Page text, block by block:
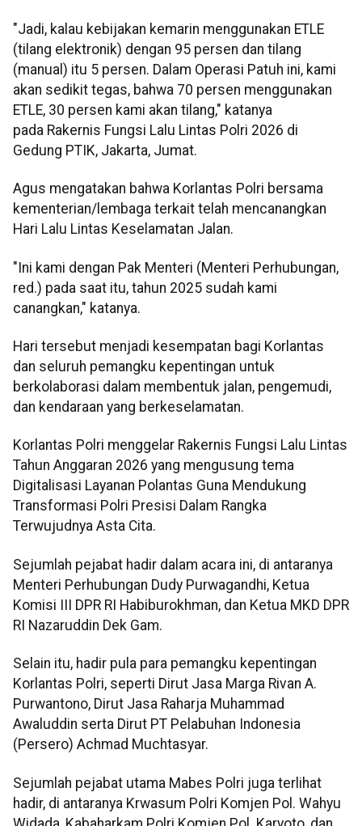
"Jadi, kalau kebijakan kemarin menggunakan ETLE
(tilang elektronik) dengan 95 persen dan tilang
(manual) itu 5 persen. Dalam Operasi Patuh ini, kami
akan sedikit tegas, bahwa 70 persen menggunakan
ETLE, 30 persen kami akan tilang," katanya
pada Rakernis Fungsi Lalu Lintas Polri 2026 di
Gedung PTIK, Jakarta, Jumat.
Agus mengatakan bahwa Korlantas Polri bersama
kementerian/lembaga terkait telah mencanangkan
Hari Lalu Lintas Keselamatan Jalan.
"Ini kami dengan Pak Menteri (Menteri Perhubungan,
red.) pada saat itu, tahun 2025 sudah kami
canangkan," katanya.
Hari tersebut menjadi kesempatan bagi Korlantas
dan seluruh pemangku kepentingan untuk
berkolaborasi dalam membentuk jalan, pengemudi,
dan kendaraan yang berkeselamatan.
Korlantas Polri menggelar Rakernis Fungsi Lalu Lintas
Tahun Anggaran 2026 yang mengusung tema
Digitalisasi Layanan Polantas Guna Mendukung
Transformasi Polri Presisi Dalam Rangka
Terwujudnya Asta Cita.
Sejumlah pejabat hadir dalam acara ini, di antaranya
Menteri Perhubungan Dudy Purwagandhi, Ketua
Komisi III DPR RI Habiburokhman, dan Ketua MKD DPR
RI Nazaruddin Dek Gam.
Selain itu, hadir pula para pemangku kepentingan
Korlantas Polri, seperti Dirut Jasa Marga Rivan A.
Purwantono, Dirut Jasa Raharja Muhammad
Awaluddin serta Dirut PT Pelabuhan Indonesia
(Persero) Achmad Muchtasyar.
Sejumlah pejabat utama Mabes Polri juga terlihat
hadir, di antaranya Krwasum Polri Komjen Pol. Wahyu